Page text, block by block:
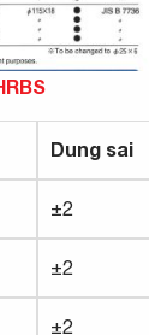
Dung sai
±2
±2
±2